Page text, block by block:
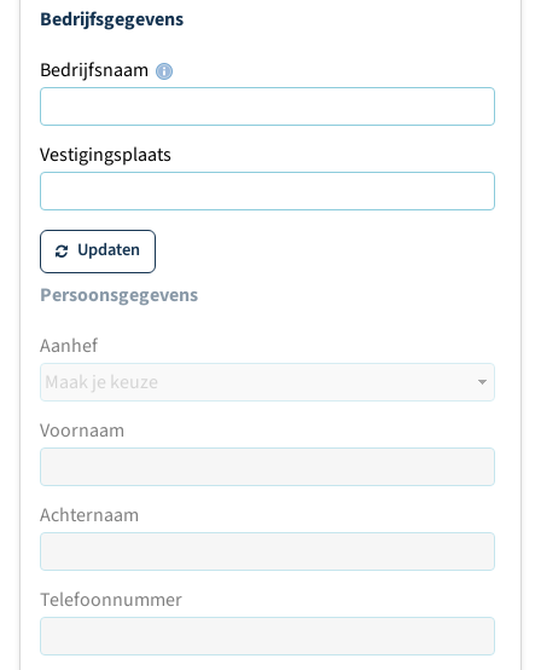
Bedrijfsgegevens
Bedrijfsnaam
Vestigingsplaats
Updaten
Persoonsgegevens
Aanhef
Voornaam
Achternaam
Telefoonnummer